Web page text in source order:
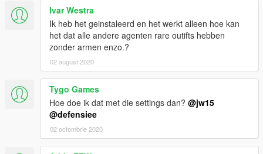
Female:
Marked Kort (+Pet)
Marked Lang (+Pet)
Steekvest Kort (+Pet)
KMAR Kort
KMAR Steekvest Kort
Ivar Westra
Ik heb het geinstaleerd en het werkt alleen hoe kan
het dat alle andere agenten rare outifts hebben
zonder armen enzo.?
02 august 2020
Tygo Games
Hoe doe ik dat met die settings dan? @jw15
@defensiee
02 octombrie 2020